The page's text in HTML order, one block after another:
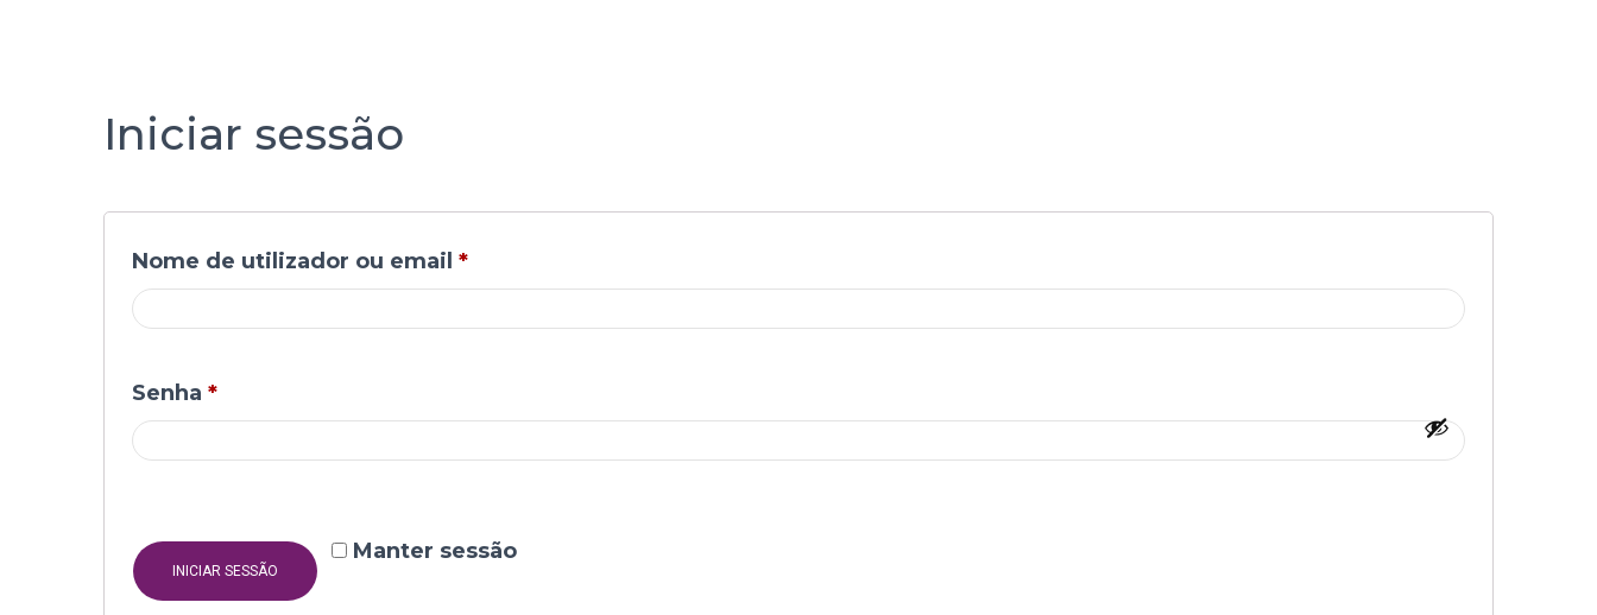
Iniciar sessão
Nome de utilizador ou email *Obrigatório
Senha *Obrigatório
Manter sessão
INICIAR SESSÃO